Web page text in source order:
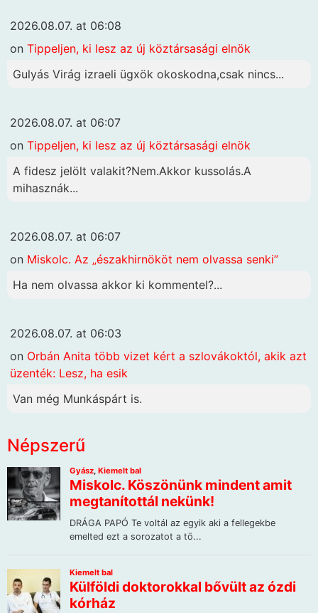
2026.08.07. at 06:08
on Tippeljen, ki lesz az új köztársasági elnök
Gulyás Virág izraeli ügxök okoskodna,csak nincs...
2026.08.07. at 06:07
on Tippeljen, ki lesz az új köztársasági elnök
A fidesz jelölt valakit?Nem.Akkor kussolás.A
mihasznák...
2026.08.07. at 06:07
on Miskolc. Az „északhirnököt nem olvassa senki”
Ha nem olvassa akkor ki kommentel?...
2026.08.07. at 06:03
on Orbán Anita több vizet kért a szlovákoktól, akik azt
üzenték: Lesz, ha esik
Van még Munkáspárt is.
Népszerű